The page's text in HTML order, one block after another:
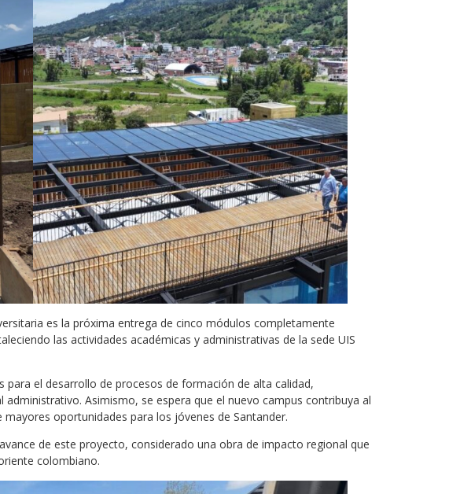
es la próxima entrega de cinco módulos completamente
las actividades académicas y administrativas de la sede UIS
el desarrollo de procesos de formación de alta calidad,
Asimismo, se espera que el nuevo campus contribuya al
oportunidades para los jóvenes de Santander.
de este proyecto, considerado una obra de impacto regional que
colombiano.